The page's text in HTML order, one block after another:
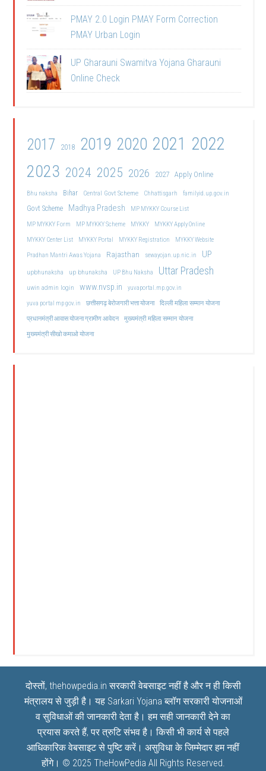
PMAY 2.0 Login PMAY Form Correction
PMAY Urban Login
UP Gharauni Swamitva Yojana Gharauni
Online Check
2017 2018 2019 2020 2021 2022
2023 2024 2025 2026 2027 Apply Online
Bhu naksha Bihar Central Govt Scheme Chhattisgarh familyid.up.gov.in
Govt Scheme Madhya Pradesh
MP MYKKY Course List
MP MYKKY Form
MP MYKKY Scheme MYKKY
MYKKY Apply Online
MYKKY Center List
MYKKY Portal MYKKY Registration
MYKKY Website
Pradhan Mantri Awas Yojana
Rajasthan sewayojan.up.nic.in UP
upbhunaksha up bhunaksha UP Bhu Naksha Uttar Pradesh
uwin admin login www.nvsp.in
yuvaportal.mp.gov.in
yuva portal mp gov.in
छत्तीसगढ़ बेरोजगारी भत्ता योजना दिल्ली महिला सम्मान योजना
प्रधानमंत्री आवास योजना ग्रामीण आवेदन मुख्यमंत्री महिला सम्मान योजना
मुख्यमंत्री सीखो कमाओ योजना
दोस्तों, thehowpedia.in सरकारी वेबसाइट नहीं है और न ही किसी
मंत्रालय से जुड़ी है। यह Sarkari Yojana ब्लॉग सरकारी योजनाओं
व सुविधाओं की जानकारी देता है। हम सही जानकारी देने का
प्रयास करते हैं, पर त्रुटि संभव है। किसी भी कार्य से पहले
आधिकारिक वेबसाइट से पुष्टि करें। असुविधा के जिम्मेदार हम नहीं
होंगे। © 2025 TheHowPedia All Rights Reserved.